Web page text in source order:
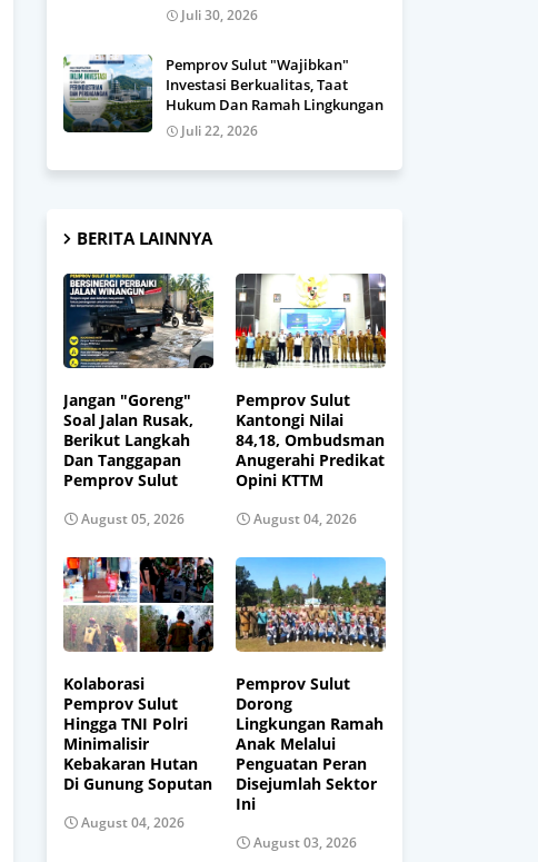
Juli 30, 2026
Pemprov Sulut "Wajibkan"
Investasi Berkualitas, Taat
Hukum Dan Ramah Lingkungan
Juli 22, 2026
BERITA LAINNYA
Jangan "Goreng"
Soal Jalan Rusak,
Berikut Langkah
Dan Tanggapan
Pemprov Sulut
August 05, 2026
Pemprov Sulut
Kantongi Nilai
84,18, Ombudsman
Anugerahi Predikat
Opini KTTM
August 04, 2026
Kolaborasi
Pemprov Sulut
Hingga TNI Polri
Minimalisir
Kebakaran Hutan
Di Gunung Soputan
August 04, 2026
Pemprov Sulut
Dorong
Lingkungan Ramah
Anak Melalui
Penguatan Peran
Disejumlah Sektor
Ini
August 03, 2026